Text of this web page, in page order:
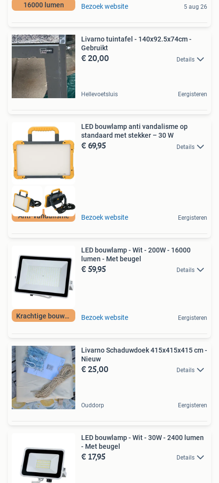
16000 lumen Bezoek website 5 aug 26
Livarno tuintafel - 140x92.5x74cm -
Gebruikt
€ 20,00 Details
Hellevoetsluis Eergisteren
Anti-vandalisme
LED bouwlamp anti vandalisme op
standaard met stekker – 30 W
€ 69,95 Details
Bezoek website Eergisteren
Krachtige bouwlamp
LED bouwlamp - Wit - 200W - 16000
lumen - Met beugel
€ 59,95 Details
Bezoek website Eergisteren
Livarno Schaduwdoek 415x415x415 cm -
Nieuw
€ 25,00 Details
Ouddorp Eergisteren
LED bouwlamp - Wit - 30W - 2400 lumen
- Met beugel
€ 17,95 Details